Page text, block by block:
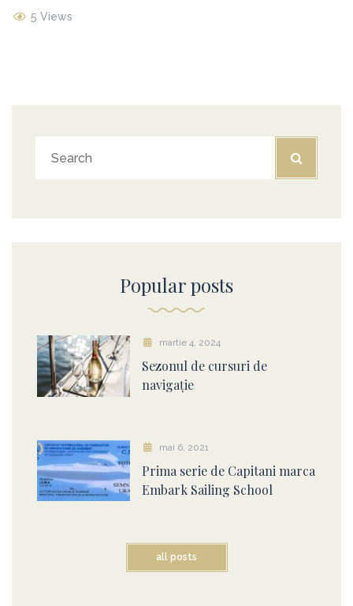
5 Views
Popular posts
martie 4, 2024
Sezonul de cursuri de
navigație
mai 6, 2021
Prima serie de Capitani marca
Embark Sailing School
all posts